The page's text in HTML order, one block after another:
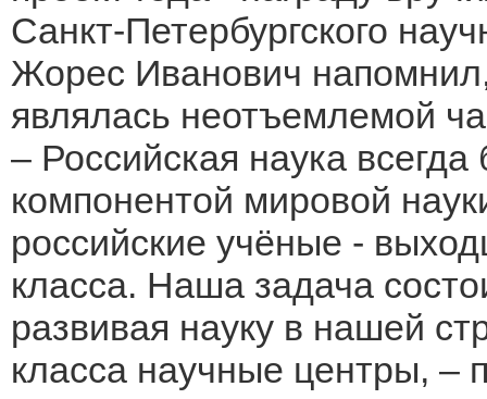
Санкт-Петербургского
Жорес Иванович напомнил,
являлась неотъемлемой
– Российская наука
компонентой мировой
российские учёные -
класса. Наша задача
развивая науку в нашей
класса научные центры,